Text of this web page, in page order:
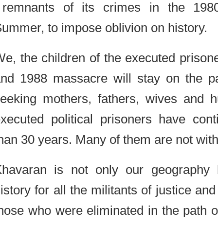
remnants of its crimes in the
Summer, to impose oblivion on
We, the children of the executed
and 1988 massacre will stay on
seeking mothers, fathers, wives
executed political prisoners have
than 30 years. Many of them are not
Khavaran is not only our
history for all the militants of justice
those who were eliminated in the